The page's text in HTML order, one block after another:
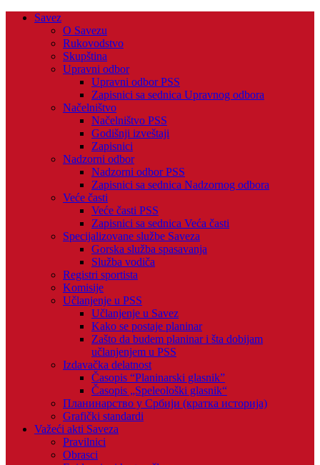
Savez
O Savezu
Rukovodstvo
Skupština
Upravni odbor
Upravni odbor PSS
Zapisnici sa sednica Upravnog odbora
Načelništvo
Načelništvo PSS
Godišnji izveštaji
Zapisnici
Nadzorni odbor
Nadzorni odbor PSS
Zapisnici sa sednica Nadzornog odbora
Veće časti
Veće časti PSS
Zapisnici sa sednica Veća časti
Specijalizovane službe Saveza
Gorska služba spasavanja
Služba vodiča
Registri sportista
Komisije
Učlanjenje u PSS
Učlanjenje u Savez
Kako se postaje planinar
Zašto da budem planinar i šta dobijam
učlanjenjem u PSS
Izdavačka delatnost
Časopis “Planinarski glasnik”
Časopis „Speleološki glasnik“
Планинарство у Србији (кратка историја)
Grafički standardi
Važeći akti Saveza
Pravilnici
Obrasci